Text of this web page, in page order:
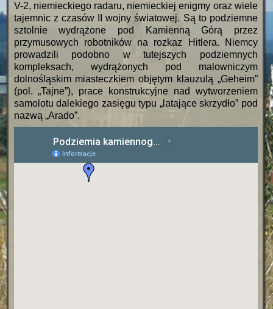
V-2, niemieckiego radaru, niemieckiej enigmy oraz wiele
tajemnic z czasów II wojny światowej. Są to podziemne
sztolnie wydrążone pod Kamienną Górą przez
przymusowych robotników na rozkaz Hitlera. Niemcy
prowadzili podobno w tutejszych podziemnych
kompleksach, wydrążonych pod malowniczym
dolnośląskim miasteczkiem objętym klauzulą „Geheim”
(pol. „Tajne”), prace konstrukcyjne nad wytworzeniem
samolotu dalekiego zasięgu typu „latające skrzydło” pod
nazwą „Arado”.